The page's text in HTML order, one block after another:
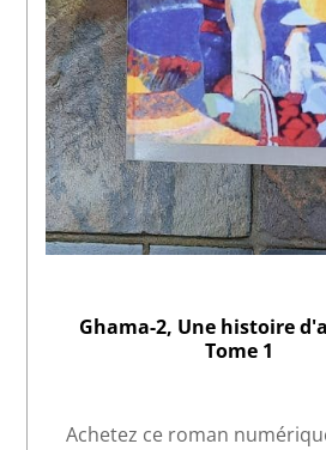
Ghama-2, Une histoire
Tome 1
Achetez ce roman